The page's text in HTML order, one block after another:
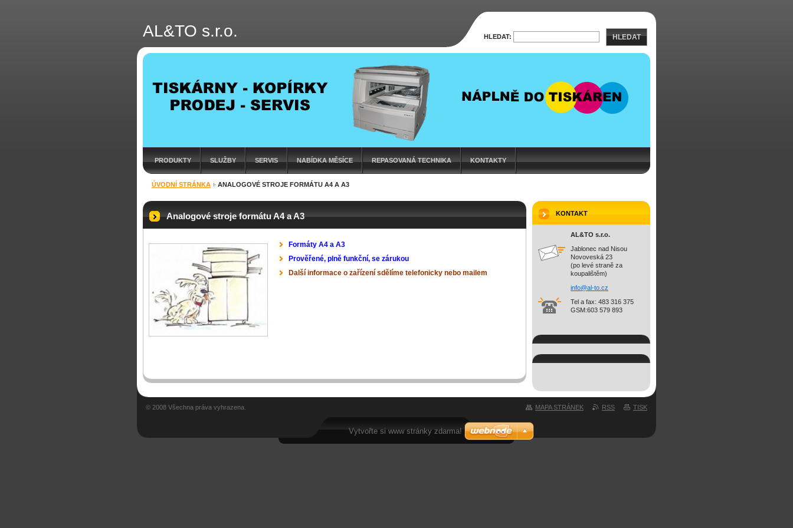
AL&TO s.r.o.
PRODUKTY SLUŽBY SERVIS NABÍDKA MĚSÍCE REPASOVANÁ TECHNIKA KONTAKTY
ÚVODNÍ STRÁNKA ANALOGOVÉ STROJE FORMÁTU A4 A A3
Analogové stroje formátu A4 a A3
Formáty A4 a A3
Prověřené, plně funkční, se zárukou
Další informace o zařízení sdělíme telefonicky nebo mailem
KONTAKT
AL&TO s.r.o.
Jablonec nad Nisou
Novoveská 23
(po levé straně za
koupalištěm)
info@al-to.cz
Tel a fax: 483 316 375
GSM:603 579 893
HLEDAT: HLEDAT
MAPA STRÁNEK RSS TISK
© 2008 Všechna práva vyhrazena.
Vytvořte si www stránky zdarma!